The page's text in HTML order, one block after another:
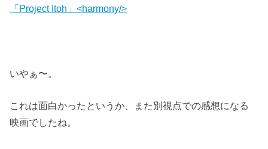
「Project Itoh」<harmony/>
いやぁ〜。
これは面白かったというか、また別視点での感想になる
映画でしたね。